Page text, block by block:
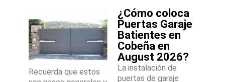
Recuerda que estos
¿Cómo coloca
Puertas Garaje
Batientes en
Cobeña en
August 2026?
La instalación de
puertas de garaje